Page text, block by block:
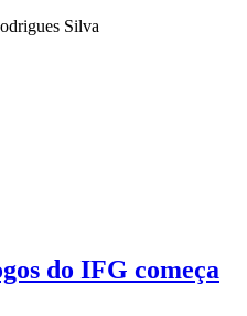
Silva
do IFG começa